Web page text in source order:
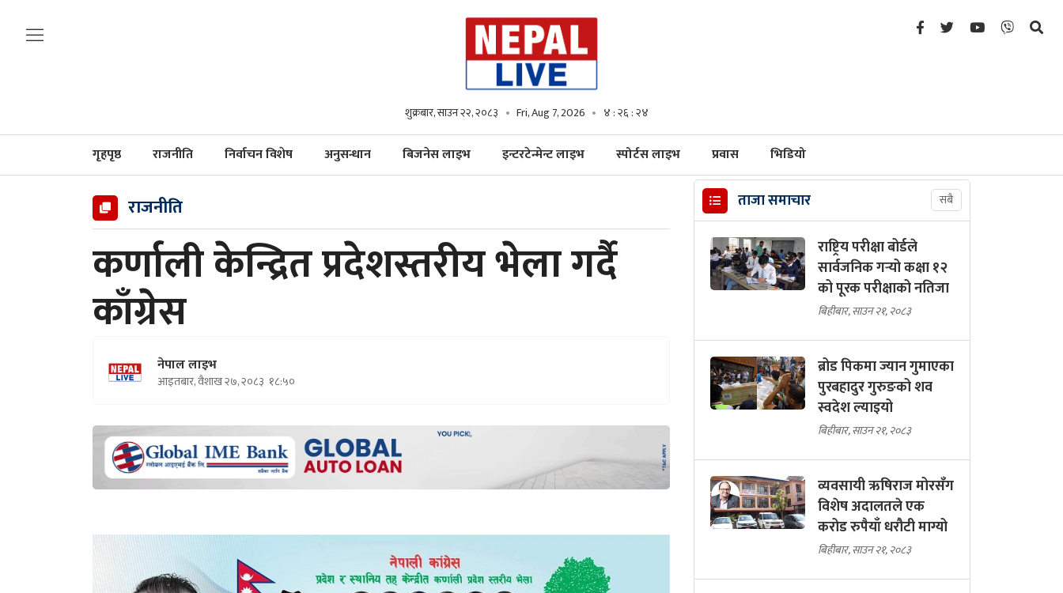
शुक्रबार, साउन २२, २०८३ Fri, Aug 7, 2026 ४ : २६ : २५
गृहपृष्ठ राजनीति निर्वाचन विशेष अनुसन्धान बिजनेस लाइभ इन्टरटेन्मेन्ट लाइभ स्पोर्टस लाइभ प्रवास भिडियो
राजनीति
कर्णाली केन्द्रित प्रदेशस्तरीय भेला गर्दै
काँग्रेस
नेपाल लाइभ
आइतबार, वैशाख २७, २०८३ १८:५०
ताजा समाचार सबै
राष्ट्रिय परीक्षा बोर्डले
सार्वजनिक गर्‍यो कक्षा १२
को पूरक परीक्षाको नतिजा
बिहीबार, साउन २१, २०८३
ब्रोड पिकमा ज्यान गुमाएका
पुरबहादुर गुरुङको शव
स्वदेश ल्याइयो
बिहीबार, साउन २१, २०८३
व्यवसायी ऋषिराज मोरसँग
विशेष अदालतले एक
करोड रुपैयाँ धरौटी माग्यो
बिहीबार, साउन २१, २०८३